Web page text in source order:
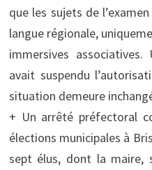
que les sujets de
langue régionale,
immersives
avait suspendu
situation demeure
+ Un arrêté préfectoral
élections municipales à
sept élus, dont la maire,